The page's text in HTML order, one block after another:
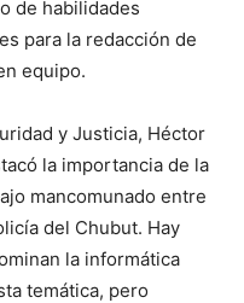
de habilidades
para la redacción de
equipo.
y Justicia, Héctor
la importancia de la
mancomunado entre
del Chubut. Hay
la informática
temática, pero